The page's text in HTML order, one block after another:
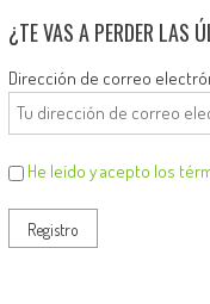
¿TE VAS A PERDER LAS
Dirección de correo
He leído y acepto los